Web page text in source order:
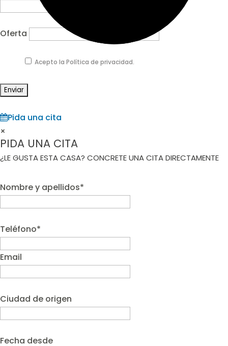
Oferta
Acepto la Política de privacidad.
Pida una cita
×
PIDA UNA CITA
¿LE GUSTA ESTA CASA? CONCRETE UNA CITA DIRECTAMENTE
Nombre y apellidos*
Teléfono*
Email
Ciudad de origen
Fecha desde